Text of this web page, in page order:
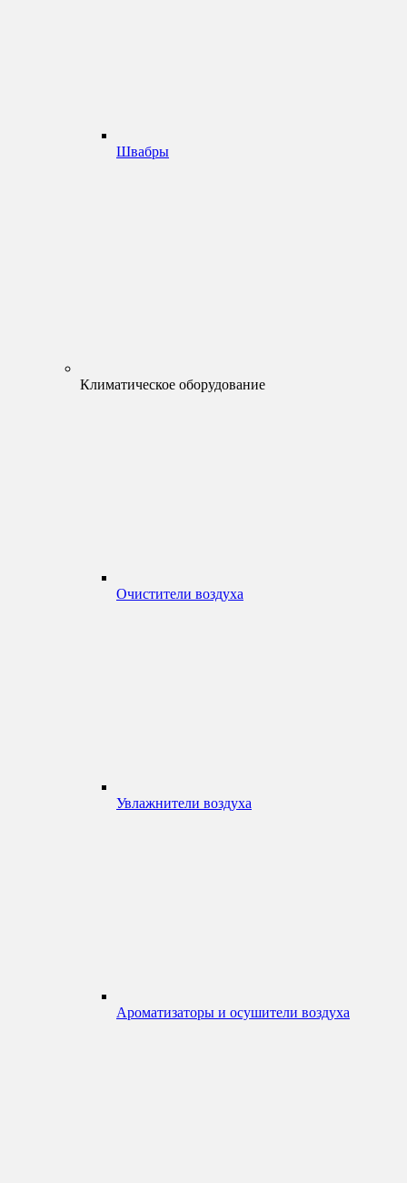
Швабры
Климатическое оборудование
Очистители воздуха
Увлажнители воздуха
Ароматизаторы и осушители воздуха